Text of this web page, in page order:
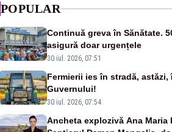
POPULAR
Continuă greva în Sănătate.
asigură doar urgențele
30 iul. 2026, 07:51
Fermierii ies în stradă, astăzi,
Guvernului!
30 iul. 2026, 07:54
Ancheta explozivă Ana Maria